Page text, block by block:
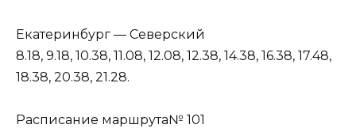
Екатеринбург — Северский
8.18, 9.18, 10.38, 11.08, 12.08, 12.38, 14.38, 16.38, 17.48,
18.38, 20.38, 21.28.
Расписание маршрута№ 101